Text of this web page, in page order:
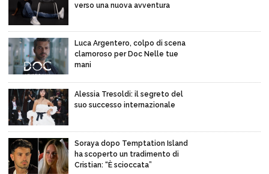
verso una nuova avventura
Luca Argentero, colpo di scena
clamoroso per Doc Nelle tue
mani
Alessia Tresoldi: il segreto del
suo successo internazionale
Soraya dopo Temptation Island
ha scoperto un tradimento di
Cristian: “È scioccata”